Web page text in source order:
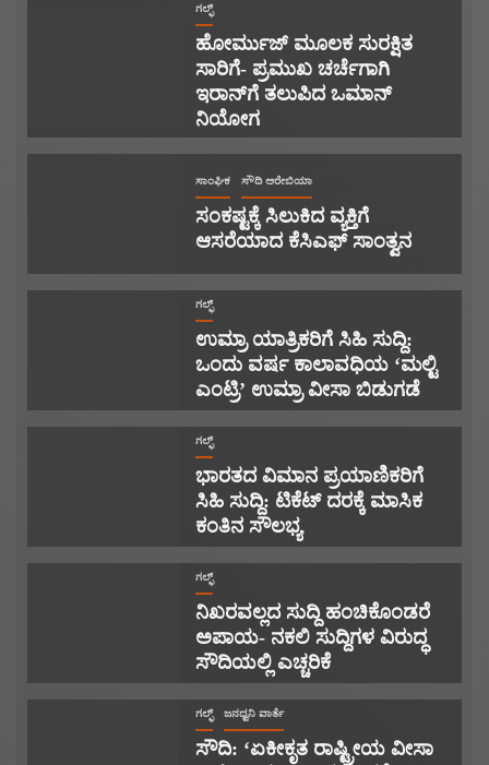
ಗಲ್ಫ್
ಹೋರ್ಮುಜ್ ಮೂಲಕ ಸುರಕ್ಷಿತ
ಸಾರಿಗೆ- ಪ್ರಮುಖ ಚರ್ಚೆಗಾಗಿ
ಇರಾನ್‌ಗೆ ತಲುಪಿದ ಒಮಾನ್
ನಿಯೋಗ
ಸಾಂಘಿಕ ಸೌದಿ ಅರೇಬಿಯಾ
ಸಂಕಷ್ಟಕ್ಕೆ ಸಿಲುಕಿದ ವ್ಯಕ್ತಿಗೆ
ಆಸರೆಯಾದ ಕೆಸಿಎಫ್ ಸಾಂತ್ವನ
ಗಲ್ಫ್
ಉಮ್ರಾ ಯಾತ್ರಿಕರಿಗೆ ಸಿಹಿ ಸುದ್ದಿ:
ಒಂದು ವರ್ಷ ಕಾಲಾವಧಿಯ ‘ಮಲ್ಟಿ
ಎಂಟ್ರಿ’ ಉಮ್ರಾ ವೀಸಾ ಬಿಡುಗಡೆ
ಗಲ್ಫ್
ಭಾರತದ ವಿಮಾನ ಪ್ರಯಾಣಿಕರಿಗೆ
ಸಿಹಿ ಸುದ್ದಿ: ಟಿಕೆಟ್ ದರಕ್ಕೆ ಮಾಸಿಕ
ಕಂತಿನ ಸೌಲಭ್ಯ
ಗಲ್ಫ್
ನಿಖರವಲ್ಲದ ಸುದ್ದಿ ಹಂಚಿಕೊಂಡರೆ
ಅಪಾಯ- ನಕಲಿ ಸುದ್ದಿಗಳ ವಿರುದ್ಧ
ಸೌದಿಯಲ್ಲಿ ಎಚ್ಚರಿಕೆ
ಗಲ್ಫ್ ಜನಧ್ವನಿ ವಾರ್ತೆ
ಸೌದಿ: ‘ಏಕೀಕೃತ ರಾಷ್ಟ್ರೀಯ ವೀಸಾ